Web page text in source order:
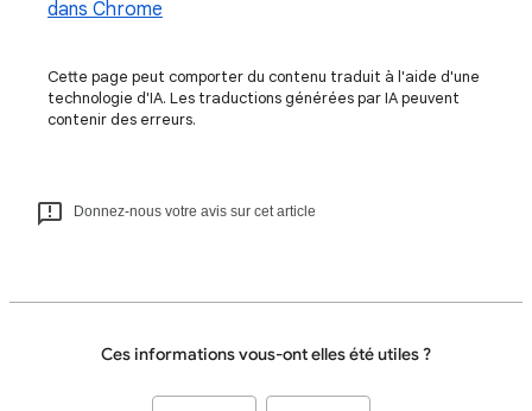
dans Chrome
Cette page peut comporter du contenu traduit à l'aide d'une
technologie d'IA. Les traductions générées par IA peuvent
contenir des erreurs.
Donnez-nous votre avis sur cet article
Ces informations vous-ont elles été utiles ?